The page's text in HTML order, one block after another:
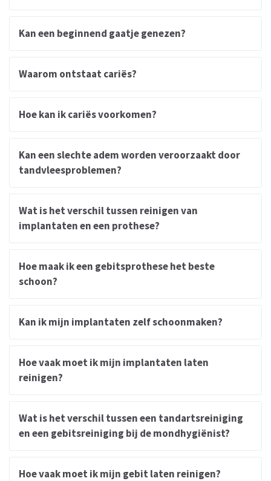
Kan een beginnend gaatje genezen?
Waarom ontstaat cariës?
Hoe kan ik cariës voorkomen?
Kan een slechte adem worden veroorzaakt door
tandvleesproblemen?
Wat is het verschil tussen reinigen van
implantaten en een prothese?
Hoe maak ik een gebitsprothese het beste
schoon?
Kan ik mijn implantaten zelf schoonmaken?
Hoe vaak moet ik mijn implantaten laten
reinigen?
Wat is het verschil tussen een tandartsreiniging
en een gebitsreiniging bij de mondhygiënist?
Hoe vaak moet ik mijn gebit laten reinigen?